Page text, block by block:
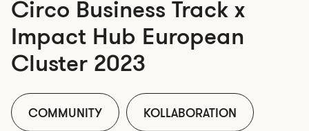
Circo Business Track x
Impact Hub European
Cluster 2023
COMMUNITY KOLLABORATION